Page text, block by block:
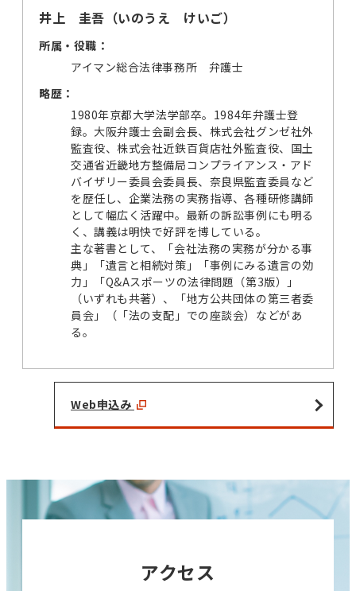
井上 圭吾（いのうえ けいご）
所属・役職：
アイマン総合法律事務所 弁護士
略歴：
1980年京都大学法学部卒。1984年弁護士登
録。大阪弁護士会副会長、株式会社グンゼ社外
監査役、株式会社近鉄百貨店社外監査役、国土
交通省近畿地方整備局コンプライアンス・アド
バイザリー委員会委員長、奈良県監査委員など
を歴任し、企業法務の実務指導、各種研修講師
として幅広く活躍中。最新の訴訟事例にも明る
く、講義は明快で好評を博している。
主な著書として、「会社法務の実務が分かる事
典」「遺言と相続対策」「事例にみる遺言の効
力」「Q&Aスポーツの法律問題（第3版）」
（いずれも共著）、「地方公共団体の第三者委
員会」（「法の支配」での座談会）などがあ
る。
Web申込み
アクセス